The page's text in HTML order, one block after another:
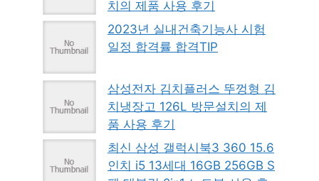
치의 제품 사용 후기
2023년 실내건축기능사 시험
일정 합격률 합격TIP
삼성전자 김치플러스 뚜껑형 김
치냉장고 126L 방문설치의 제
품 사용 후기
최신 삼성 갤럭시북3 360 15.6
인치 i5 13세대 16GB 256GB S